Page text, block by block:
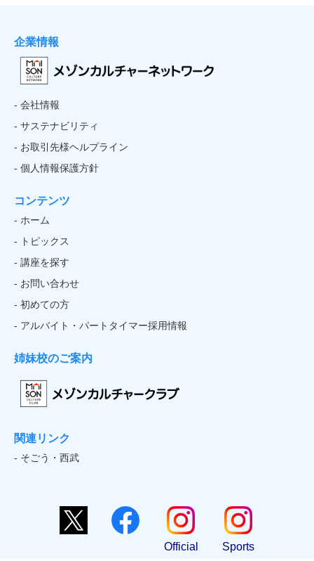
企業情報
- 会社情報
- サステナビリティ
- お取引先様ヘルプライン
- 個人情報保護方針
コンテンツ
- ホーム
- トピックス
- 講座を探す
- お問い合わせ
- 初めての方
- アルバイト・パートタイマー採用情報
姉妹校のご案内
関連リンク
- そごう・西武
Official Sports